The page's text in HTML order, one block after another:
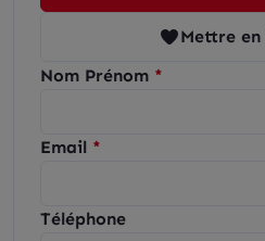
Mettre
Nom Prénom
Email
Téléphone